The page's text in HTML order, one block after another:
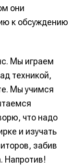
они
к обсуждению
Мы играем
техникой,
Мы учимся
что надо
и изучать
забив
Напротив!